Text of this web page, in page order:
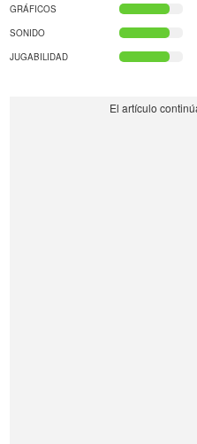
GRÁFICOS
SONIDO
JUGABILIDAD